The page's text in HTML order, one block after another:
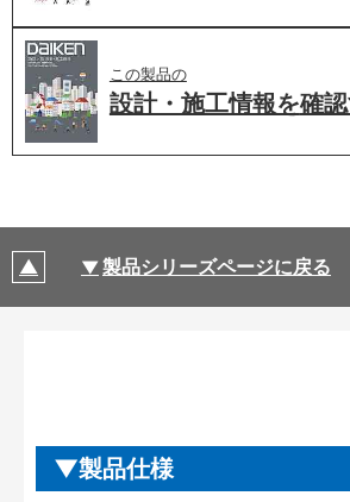
この製品の
設計・施工情報を確
製品シリーズページに戻る
製品仕様